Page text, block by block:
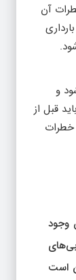
آن
و
قبل از
خطرات
وجود
است